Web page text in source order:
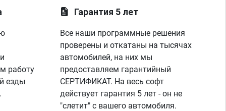
покатался,понаблюдал,радуюсь,заехал к
диагностику,глянули что всё нормально и
я поехал радостный,записавшись к ним
же на чип тюнинг,парни вы лучшие!
спасибо вашей команде за отличную
работу,сервис отличный, рекомендую!
всем добра)
работу
езды
Гарантия 5 лет
Все наши программные решения
проверены и откатаны на тысячах
автомобилей, на них мы
предоставляем гарантийный
СЕРТИФИКАТ. На весь софт
действует гарантия 5 лет - он не
"слетит" с вашего автомобиля.